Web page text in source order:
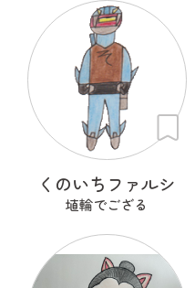
くのいちファルシ
埴輪でござる